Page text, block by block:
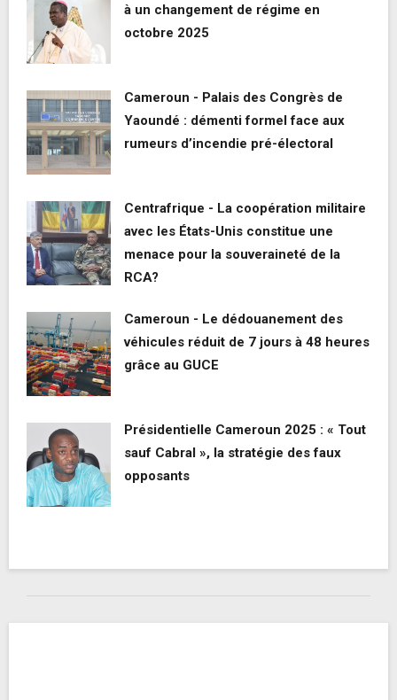
à un changement de régime en
octobre 2025
Cameroun - Palais des Congrès de
Yaoundé : démenti formel face aux
rumeurs d’incendie pré-électoral
Centrafrique - La coopération militaire
avec les États-Unis constitue une
menace pour la souveraineté de la
RCA?
Cameroun - Le dédouanement des
véhicules réduit de 7 jours à 48 heures
grâce au GUCE
Présidentielle Cameroun 2025 : « Tout
sauf Cabral », la stratégie des faux
opposants